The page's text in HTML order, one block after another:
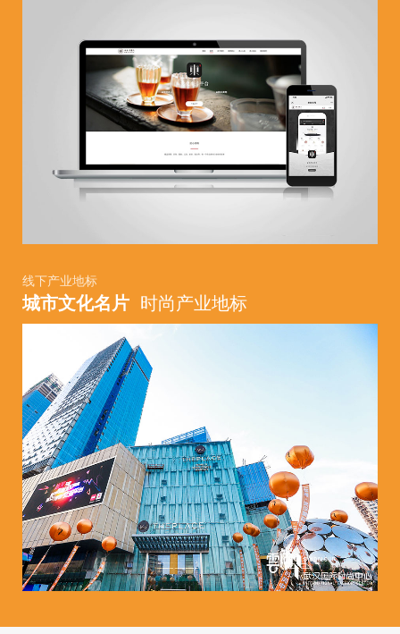
线下产业地标
城市文化名片 时尚产业地标